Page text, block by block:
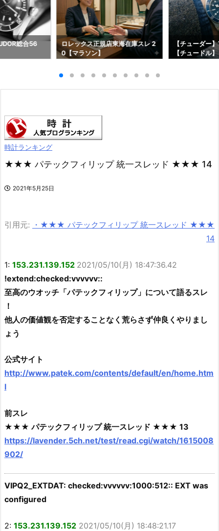
総合56
ロレックス正規店東海在庫スレ 2
0【マラソン】
【チューダー
【チュードル】
時計ランキング
★★★ パテックフィリップ 統一スレッド ★★★ 14
2021年5月25日
引用元:
・★★★ パテックフィリップ 統一スレッド ★★★
14
1: 153.231.139.152 2021/05/10(月) 18:47:36.42
!extend:checked:vvvvvv::
至高のウオッチ「パテックフィリップ」について語るスレ
！
他人の価値観を否定することなく荒らさず仲良くやりまし
ょう
公式サイト
http://www.patek.com/contents/default/en/home.htm
l
前スレ
★★★ パテックフィリップ 統一スレッド ★★★ 13
https://lavender.5ch.net/test/read.cgi/watch/1615008
902/
VIPQ2_EXTDAT: checked:vvvvvv:1000:512:: EXT was
configured
2: 153.231.139.152 2021/05/10(月) 18:48:21.17